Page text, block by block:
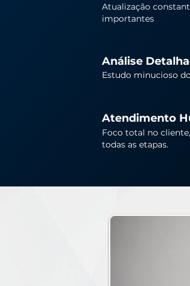
Atualização
importantes
Análise
Estudo minucioso
Atendimento
Foco total no
todas as etapas.